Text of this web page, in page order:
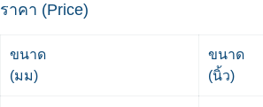
ราคา (Price)
ขนาด
(มม)
ขนาด
(นิ้ว)